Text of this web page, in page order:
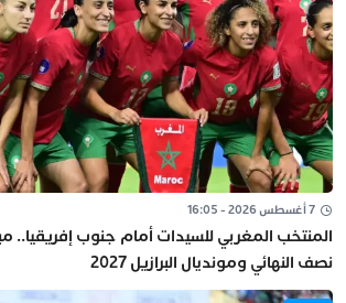
7 أغسطس 2026 - 16:05
المنتخب المغربي للسيدات أمام جنوب إفريقيا..
نصف النهائي ومونديال البرازيل 2027